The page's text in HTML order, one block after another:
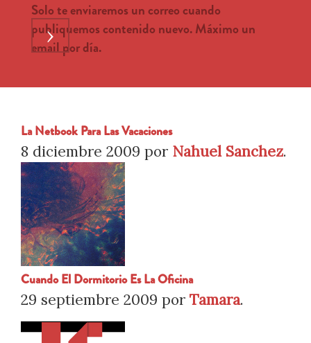
Solo te enviaremos un correo cuando
publiquemos contenido nuevo. Máximo un
email por día.
›
La Netbook Para Las Vacaciones
8 diciembre 2009 por Nahuel Sanchez.
Cuando El Dormitorio Es La Oficina
29 septiembre 2009 por Tamara.